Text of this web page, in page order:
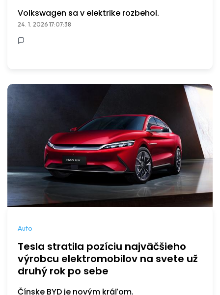
Volkswagen sa v elektrike rozbehol.
24. 1. 2026 17:07:38
Auto
Tesla stratila pozíciu najväčšieho
výrobcu elektromobilov na svete už
druhý rok po sebe
Čínske BYD je novým kráľom.